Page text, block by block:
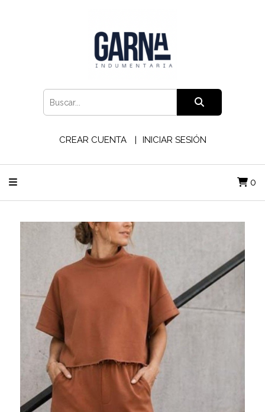
CREAR CUENTA INICIAR SESIÓN
0